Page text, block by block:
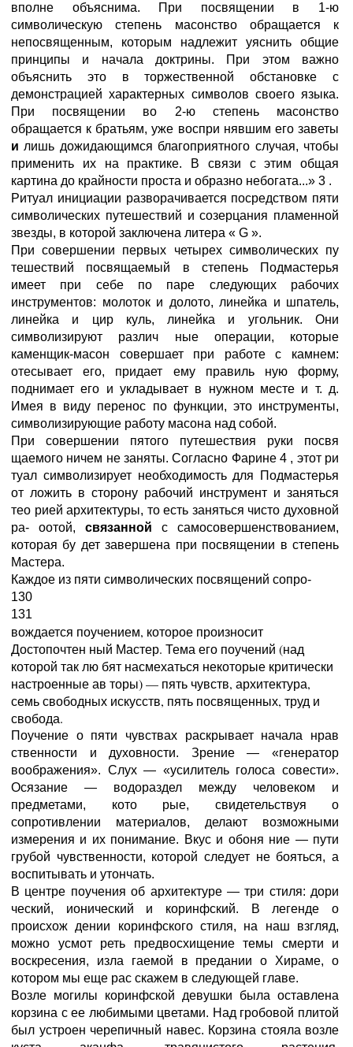
вполне объяснима. При посвящении в 1-ю
символическую степень масонство обращается к
непосвященным, которым надлежит уяснить общие
принципы и начала доктрины. При этом важно
объяснить это в торжественной обстановке с
демонстрацией характерных символов своего языка.
При посвящении во 2-ю степень масонство
обращается к братьям, уже воспри нявшим его заветы
и лишь дожидающимся благоприятного случая, чтобы
применить их на практике. В связи с этим общая
картина до крайности проста и образно небогата...» 3 .
Ритуал инициации разворачивается посредством пяти
символических путешествий и созерцания пламенной
звезды, в которой заключена литера « G ».
При совершении первых четырех символических пу
тешествий посвящаемый в степень Подмастерья
имеет при себе по паре следующих рабочих
инструментов: молоток и долото, линейка и шпатель,
линейка и цир куль, линейка и угольник. Они
символизируют различ ные операции, которые
каменщик-масон совершает при работе с камнем:
отесывает его, придает ему правиль ную форму,
поднимает его и укладывает в нужном месте и т. д.
Имея в виду перенос по функции, это инструменты,
символизирующие работу масона над собой.
При совершении пятого путешествия руки посвя
щаемого ничем не заняты. Согласно Фарине 4 , этот ри
туал символизирует необходимость для Подмастерья
от ложить в сторону рабочий инструмент и заняться
тео рией архитектуры, то есть заняться чисто духовной
ра- оотой, связанной с самосовершенствованием,
которая бу дет завершена при посвящении в степень
Мастера.
Каждое из пяти символических посвящений сопро-
130
131
вождается поучением, которое произносит
Достопочтен ный Мастер. Тема его поучений (над
которой так лю бят насмехаться некоторые критически
настроенные ав торы) — пять чувств, архитектура,
семь свободных искусств, пять посвященных, труд и
свобода.
Поучение о пяти чувствах раскрывает начала нрав
ственности и духовности. Зрение — «генератор
воображения». Слух — «усилитель голоса совести».
Осязание — водораздел между человеком и
предметами, кото рые, свидетельствуя о
сопротивлении материалов, делают возможными
измерения и их понимание. Вкус и обоня ние — пути
грубой чувственности, которой следует не бояться, а
воспитывать и утончать.
В центре поучения об архитектуре — три стиля: дори
ческий, ионический и коринфский. В легенде о
происхож дении коринфского стиля, на наш взгляд,
можно усмот реть предвосхищение темы смерти и
воскресения, изла гаемой в предании о Хираме, о
котором мы еще рас скажем в следующей главе.
Возле могилы коринфской девушки была оставлена
корзина с ее любимыми цветами. Над гробовой плитой
был устроен черепичный навес. Корзина стояла возле